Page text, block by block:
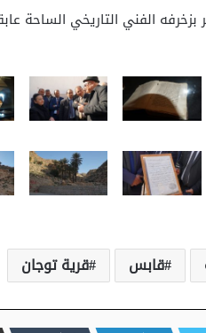
الفني التاريخي الساحة
قابس قرية توجان